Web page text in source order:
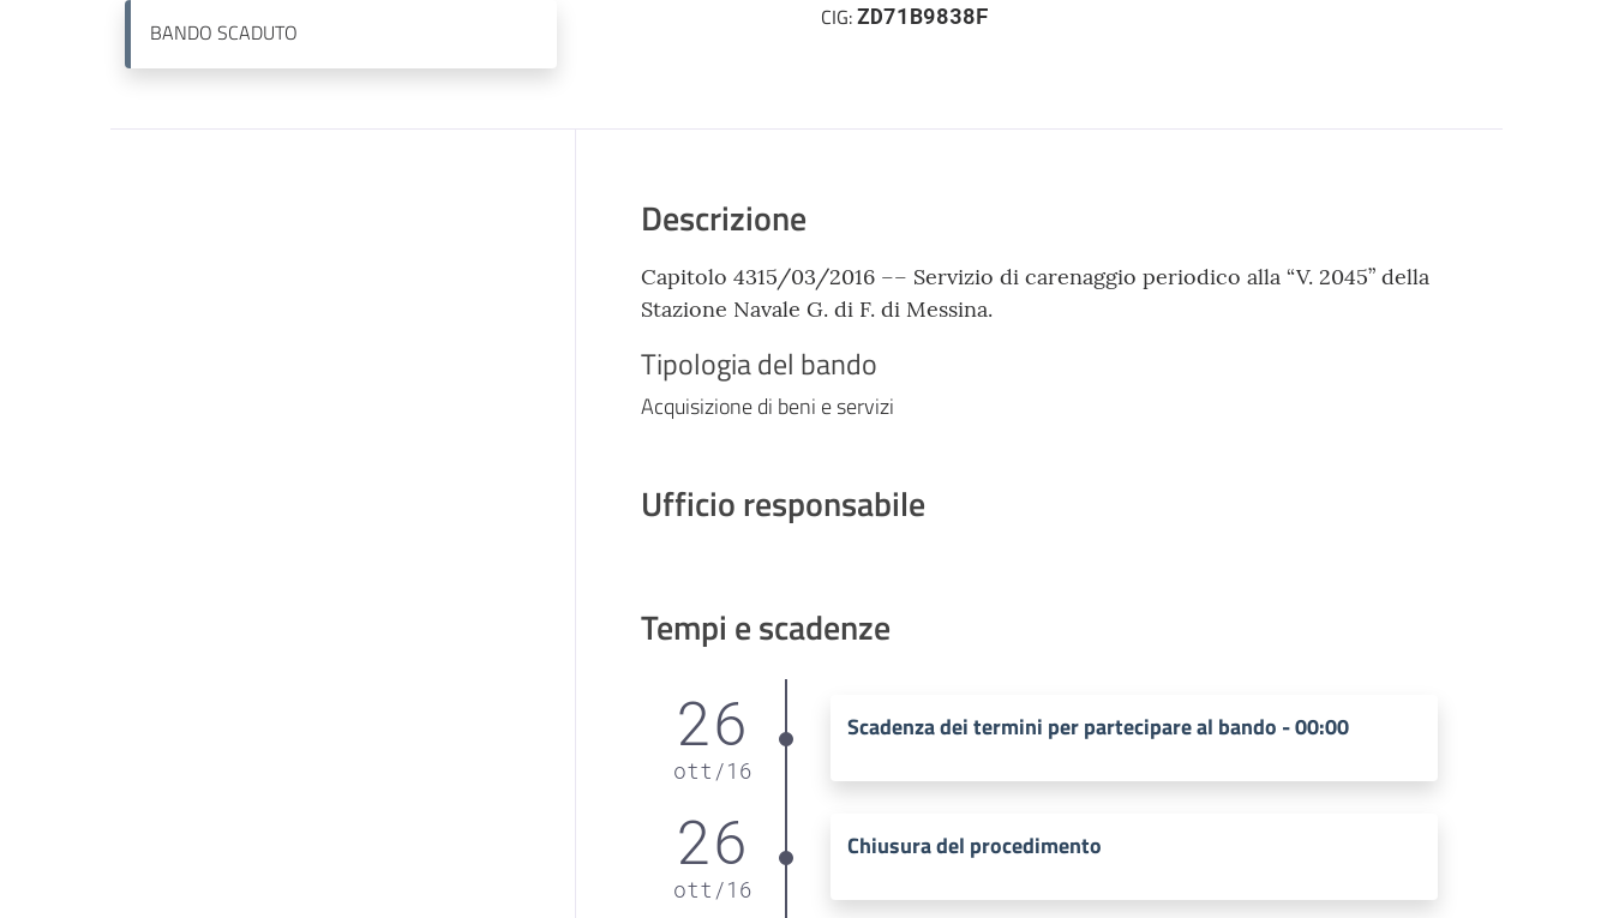
BANDO SCADUTO
CIG:ZD71B9838F
Descrizione
Capitolo 4315/03/2016 –– Servizio di carenaggio periodico alla “V. 2045” della
Stazione Navale G. di F. di Messina.
Tipologia del bando
Acquisizione di beni e servizi
Ufficio responsabile
Tempi e scadenze
26
ott /16
Scadenza dei termini per partecipare al bando - 00:00
26
ott /16
Chiusura del procedimento